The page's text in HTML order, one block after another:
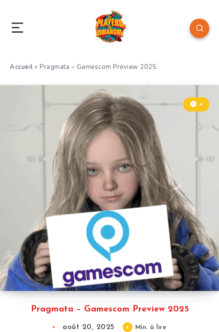
Accueil » Pragmata – Gamescom Preview 2025
Pragmata – Gamescom Preview 2025
4
août 20, 2025 4 Min. à lire